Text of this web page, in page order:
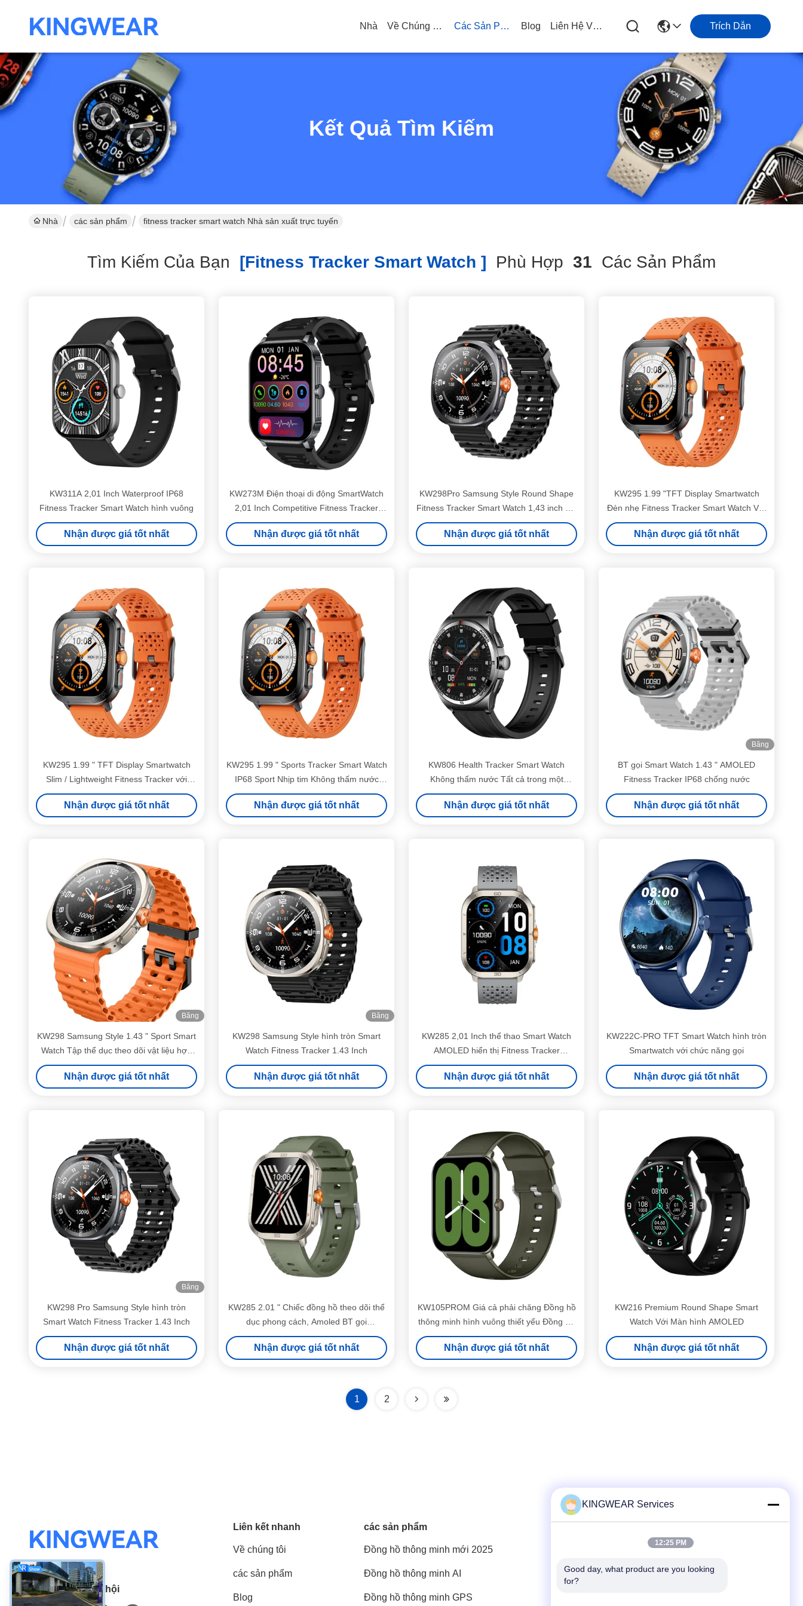
Nhà Về Chúng Tôi Các Sản Phẩm Blog Liên Hệ Với Chúng Tôi Trích Dẫn
Kết Quả Tìm Kiếm
Nhà các sản phẩm fitness tracker smart watch Nhà sản xuất trực tuyến
Tìm Kiếm Của Bạn [fitness Tracker Smart Watch ] Phù Hợp 31 Các Sản Phẩm
KW311A 2,01 Inch Waterproof IP68
Fitness Tracker Smart Watch hình vuông
Nhận được giá tốt nhất
KW273M Điện thoại di động SmartWatch
2,01 Inch Competitive Fitness Tracker
Smart Watch
Nhận được giá tốt nhất
KW298Pro Samsung Style Round Shape
Fitness Tracker Smart Watch 1,43 inch với
ứng dụng DaFit
Nhận được giá tốt nhất
KW295 1.99 "TFT Display Smartwatch
Đèn nhẹ Fitness Tracker Smart Watch Với
BT gọi
Nhận được giá tốt nhất
KW295 1.99 " TFT Display Smartwatch
Slim / Lightweight Fitness Tracker với
Bluetooth Calling
Nhận được giá tốt nhất
KW295 1.99 " Sports Tracker Smart Watch
IP68 Sport Nhịp tim Không thấm nước
Smartwatch
Nhận được giá tốt nhất
KW806 Health Tracker Smart Watch
Không thấm nước Tất cả trong một
Smartwatch Với kết nối 4g
Nhận được giá tốt nhất
Băng
BT gọi Smart Watch 1.43 " AMOLED
Fitness Tracker IP68 chống nước
Nhận được giá tốt nhất
Băng
KW298 Samsung Style 1.43 " Sport Smart
Watch Tập thể dục theo dõi vật liệu hợp
kim kẽm
Nhận được giá tốt nhất
Băng
KW298 Samsung Style hình tròn Smart
Watch Fitness Tracker 1.43 Inch
Nhận được giá tốt nhất
KW285 2,01 Inch thể thao Smart Watch
AMOLED hiển thị Fitness Tracker
SmartWatch cho tập thể dục nhẹ
Nhận được giá tốt nhất
KW222C-PRO TFT Smart Watch hình tròn
Smartwatch với chức năng gọi
Nhận được giá tốt nhất
Băng
KW298 Pro Samsung Style hình tròn
Smart Watch Fitness Tracker 1.43 Inch
Nhận được giá tốt nhất
KW285 2.01 " Chiếc đồng hồ theo dõi thể
dục phong cách, Amoled BT gọi
Smartwatch
Nhận được giá tốt nhất
KW105PROM Giá cả phải chăng Đồng hồ
thông minh hình vuông thiết yếu Đồng hồ
thông minh chống nước IP68
Nhận được giá tốt nhất
KW216 Premium Round Shape Smart
Watch Với Màn hình AMOLED
Nhận được giá tốt nhất
1 2
Truyền thông xã hội
Liên kết nhanh
Về chúng tôi
các sản phẩm
Blog
các sản phẩm
Đồng hồ thông minh mới 2025
Đồng hồ thông minh AI
Đồng hồ thông minh GPS
86-0755-2357-6886
KINGWEAR Services
12:25 PM
Good day, what product are you looking
for?